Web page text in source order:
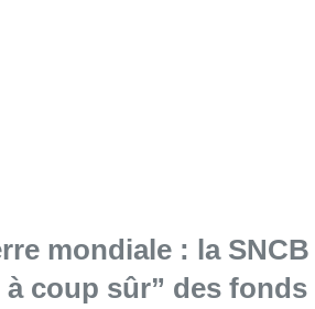
mondiale : la SNCB
à coup sûr” des fonds